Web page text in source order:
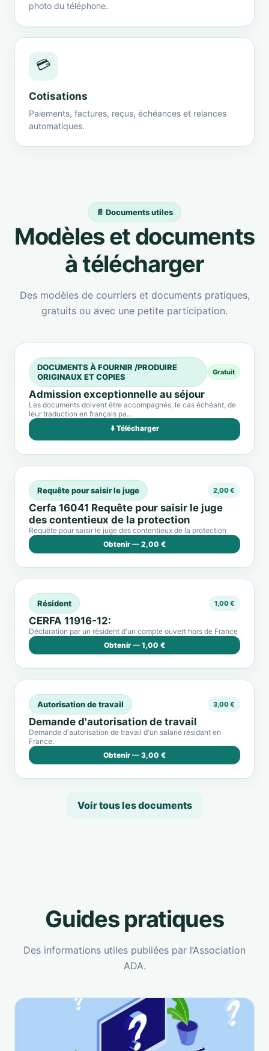
photo du téléphone.
💳
Cotisations
Paiements, factures, reçus, échéances et relances
automatiques.
📄 Documents utiles
Modèles et documents
à télécharger
Des modèles de courriers et documents pratiques,
gratuits ou avec une petite participation.
DOCUMENTS À FOURNIR /PRODUIRE
ORIGINAUX ET COPIES
Gratuit
Admission exceptionnelle au séjour
Les documents doivent être accompagnés, le cas échéant, de
leur traduction en français pa…
⬇️ Télécharger
Requête pour saisir le juge 2,00 €
Cerfa 16041 Requête pour saisir le juge
des contentieux de la protection
Requête pour saisir le juge des contentieux de la protection
Obtenir — 2,00 €
Résident 1,00 €
CERFA 11916-12:
Déclaration par un résident d'un compte ouvert hors de France
Obtenir — 1,00 €
Autorisation de travail 3,00 €
Demande d'autorisation de travail
Demande d'autorisation de travail d'un salarié résidant en
France.
Obtenir — 3,00 €
Voir tous les documents
Guides pratiques
Des informations utiles publiées par l’Association
ADA.